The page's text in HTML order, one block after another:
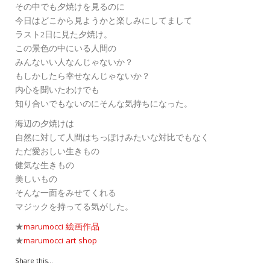
その中でも夕焼けを見るのに
今日はどこから見ようかと楽しみにしてまして
ラスト2日に見た夕焼け。
この景色の中にいる人間の
みんないい人なんじゃないか？
もしかしたら幸せなんじゃないか？
内心を聞いたわけでも
知り合いでもないのにそんな気持ちになった。
海辺の夕焼けは
自然に対して人間はちっぽけみたいな対比でもなく
ただ愛おしい生きもの
健気な生きもの
美しいもの
そんな一面をみせてくれる
マジックを持ってる気がした。
★marumocci 絵画作品
★marumocci art shop
Share this...